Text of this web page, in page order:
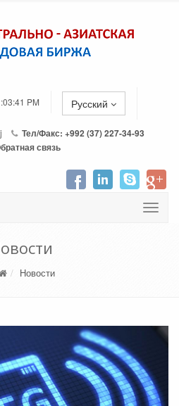
PM Русский
Тел/Факс: +992 (37) 227-34-93
связь
Новости